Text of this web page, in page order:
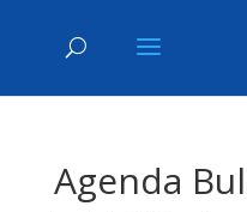
Agenda